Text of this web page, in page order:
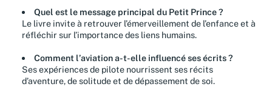
Quel est le message principal du Petit Prince ?
Le livre invite à retrouver l’émerveillement de l’enfance et à
réfléchir sur l’importance des liens humains.
Comment l’aviation a-t-elle influencé ses écrits ?
Ses expériences de pilote nourrissent ses récits
d’aventure, de solitude et de dépassement de soi.